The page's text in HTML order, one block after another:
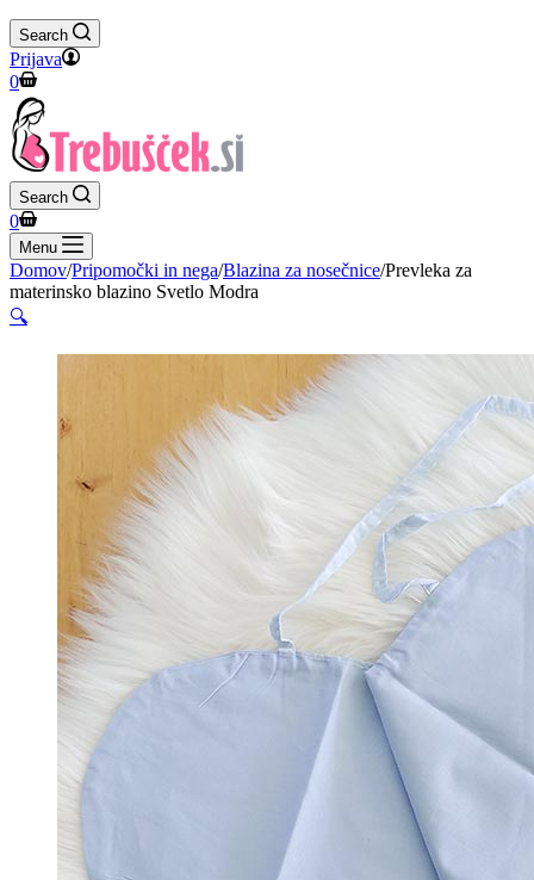
Search
Prijava
Shopping
cart
0
Search
Shopping
cart
0
Menu
Domov/Pripomočki in nega/Blazina za nosečnice/Prevleka za
materinsko blazino Svetlo Modra
🔍